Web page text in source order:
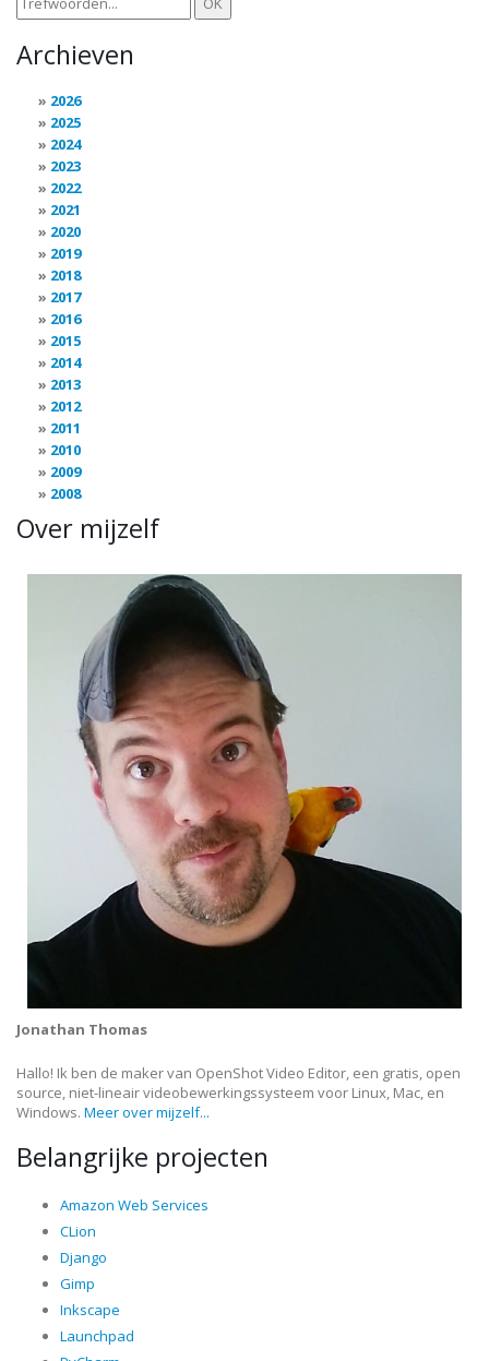
Archieven
2026
2025
2024
2023
2022
2021
2020
2019
2018
2017
2016
2015
2014
2013
2012
2011
2010
2009
2008
Over mijzelf
Jonathan Thomas
Hallo! Ik ben de maker van OpenShot Video Editor, een gratis, open
source, niet-lineair videobewerkingssysteem voor Linux, Mac, en
Windows. Meer over mijzelf...
Belangrijke projecten
Amazon Web Services
CLion
Django
Gimp
Inkscape
Launchpad